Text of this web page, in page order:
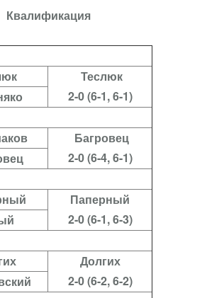
Квалификация
Теслюк
2-0 (6-1, 6-1)
Багровец
2-0 (6-4, 6-1)
Паперный
2-0 (6-1, 6-3)
Долгих
2-0 (6-2, 6-2)